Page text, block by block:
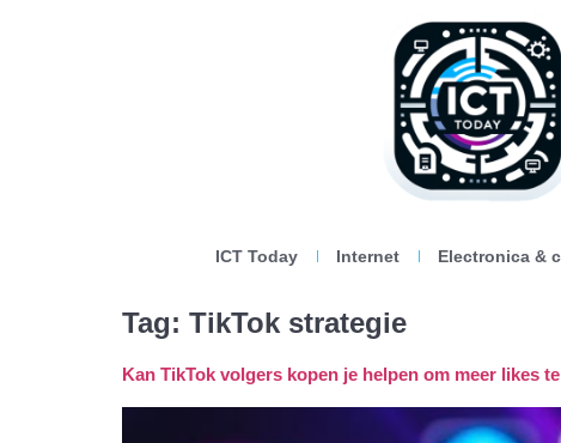
ICT Today Internet Electronica &
Tag: TikTok strategie
Kan TikTok volgers kopen je helpen om meer likes